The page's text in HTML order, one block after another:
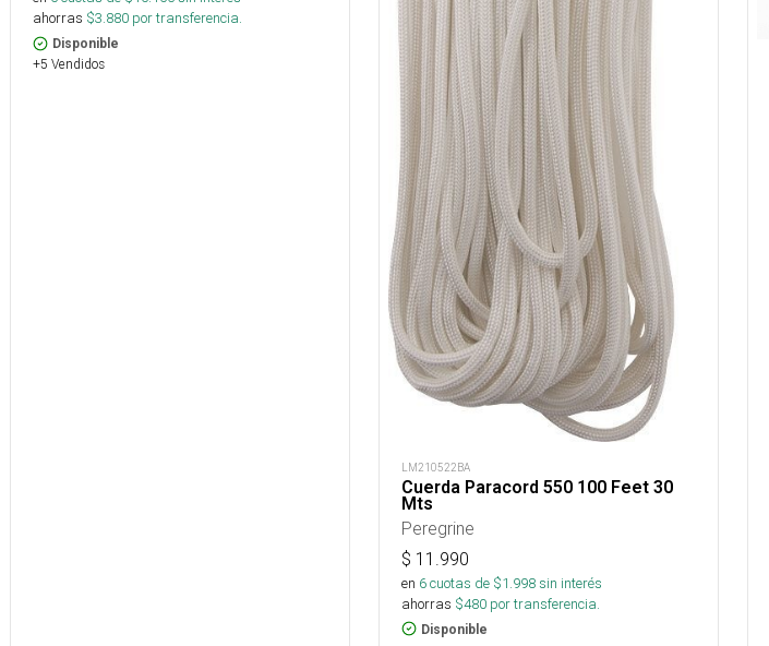
ahorras $3.880 por transferencia.
Disponible
+5 Vendidos
LM210522BA
Cuerda Paracord 550 100 Feet 30
Mts
Peregrine
$ 11.990
en 6cuotas de $1.998sin interés
ahorras $480 por transferencia.
Disponible